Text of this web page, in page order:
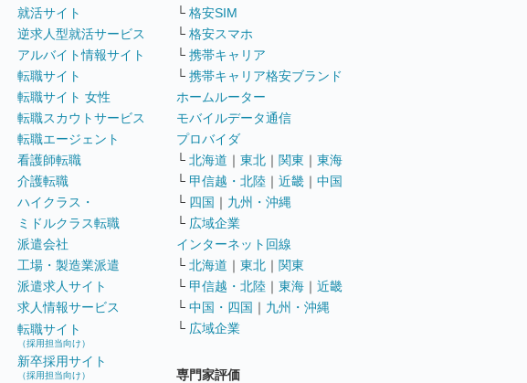
就活サイト
逆求人型就活サービス
アルバイト情報サイト
転職サイト
転職サイト 女性
転職スカウトサービス
転職エージェント
看護師転職
介護転職
ハイクラス・
ミドルクラス転職
派遣会社
工場・製造業派遣
派遣求人サイト
求人情報サービス
転職サイト
（採用担当向け）
新卒採用サイト
（採用担当向け）
└ 格安SIM
└ 格安スマホ
└ 携帯キャリア
└ 携帯キャリア格安ブランド
ホームルーター
モバイルデータ通信
プロバイダ
└ 北海道 ｜ 東北 ｜ 関東 ｜ 東海
└ 甲信越・北陸 ｜ 近畿 ｜ 中国
└ 四国 ｜ 九州・沖縄
└ 広域企業
インターネット回線
└ 北海道 ｜ 東北 ｜ 関東
└ 甲信越・北陸 ｜ 東海 ｜ 近畿
└ 中国・四国 ｜ 九州・沖縄
└ 広域企業
専門家評価